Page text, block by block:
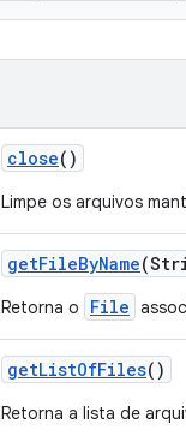
close()
Limpe os arquivos
getFileByName
Retorna o File
getListOfFiles()
Retorna a lista de